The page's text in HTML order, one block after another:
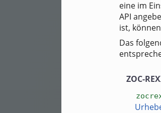
eine im
API
ist,
Das
ZOC-